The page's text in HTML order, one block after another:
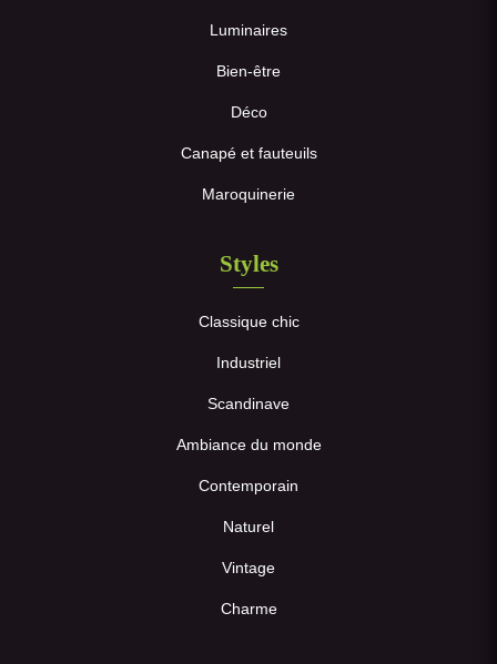
Luminaires
Bien-être
Déco
Canapé et fauteuils
Maroquinerie
Styles
Classique chic
Industriel
Scandinave
Ambiance du monde
Contemporain
Naturel
Vintage
Charme